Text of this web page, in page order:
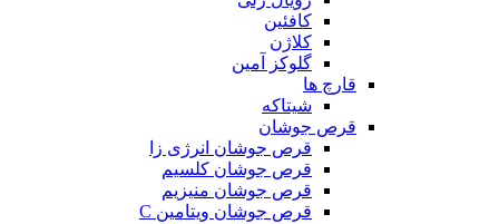
کافئین
کلاژن
گلوکز آمین
قارچ ها
شیتاکه
قرص جوشان
قرص جوشان انرژی زا
قرص جوشان کلسیم
قرص جوشان منیزیم
قرص جوشان ویتامین C